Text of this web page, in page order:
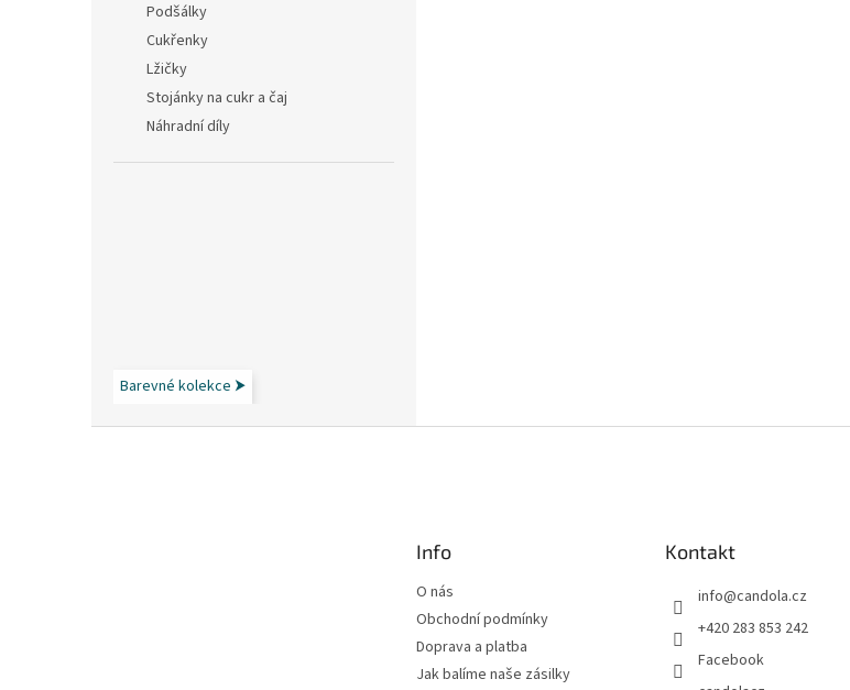
Podšálky
Cukřenky
Lžičky
Stojánky na cukr a čaj
Náhradní díly
Barevné kolekce ⮞
Info
O nás
Obchodní podmínky
Doprava a platba
Jak balíme naše zásilky
Kontakt
info@candola.cz
+420 283 853 242
Facebook